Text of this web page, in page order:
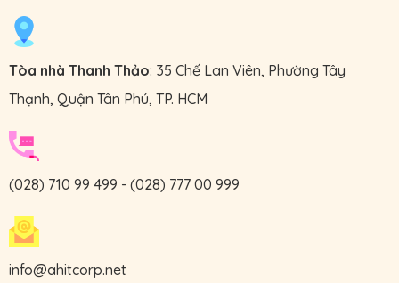
Tòa nhà Thanh Thảo: 35 Chế Lan Viên, Phường Tây
Thạnh, Quận Tân Phú, TP. HCM
(028) 710 99 499 - (028) 777 00 999
info@ahitcorp.net